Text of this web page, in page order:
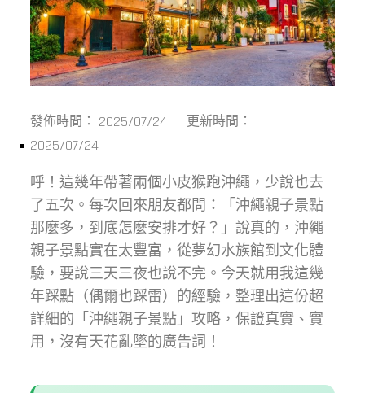
發佈時間： 2025/07/24 更新時間：
2025/07/24
呼！這幾年帶著兩個小皮猴跑沖繩，少說也去
了五次。每次回來朋友都問：「沖繩親子景點
那麼多，到底怎麼安排才好？」說真的，沖繩
親子景點實在太豐富，從夢幻水族館到文化體
驗，要說三天三夜也說不完。今天就用我這幾
年踩點（偶爾也踩雷）的經驗，整理出這份超
詳細的「沖繩親子景點」攻略，保證真實、實
用，沒有天花亂墜的廣告詞！